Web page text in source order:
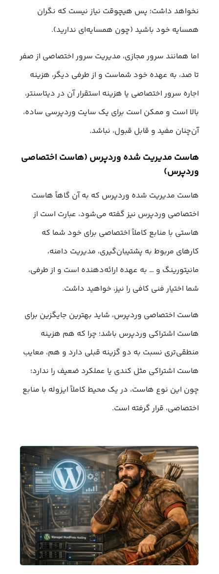
نخواهد داشت؛ پس هیچوقت نیاز نیست که نگران
همسایه خود باشید (چون همسایه‌ای ندارید).
اما همانند سرور مجازی، مدیریت سرور اختصاصی از صفر
تا صد، به عهده خود شماست و از طرفی دیگر، هزینه
اجاره سرور اختصاصی یا هزینه استقرار آن در دیتاسنتر،
بالا است و ممکن است برای یک سایت وردپرسی ساده،
آن‌چنان مفید و قابل قبول، نباشد.
هاست مدیریت شده وردپرس (هاست اختصاصی
وردپرس)
هاست مدیریت شده وردپرس که به آن گاهاً هاست
اختصاصی وردپرس نیز گفته می‌شود، عبارت است از
هاستی با منابع کاملاً اختصاصی برای خود شما که
کارهای مربوط به پشتیبان‌گیری، مدیریت دامنه،
مانیتورینگ و … به عهده ارائه‌دهنده است و از طرفی،
شما اختیار فنی کافی را نیز، خواهید داشت.
هاست اختصاصی وردپرس، شاید بهترین جایگزین برای
هاست اشتراکی وردپرس باشد؛ چرا که هم هزینه
منطقی‌تری نسبت به دو گزینه قبلی دارد و هم، معایب
هاست اشتراکی مثل کندی یا عملکرد ضعیف را ندارد؛
چون این نوع هاست، در یک محیط کاملاً ایزوله با منابع
اختصاصی، قرار گرفته است.